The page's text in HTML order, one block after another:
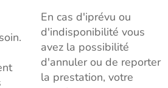
En cas d'iprévu ou
d'indisponibilité vous
avez la possibilité
d'annuler ou de reporter
la prestation, votre